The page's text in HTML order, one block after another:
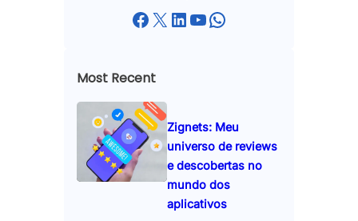
Facebook X LinkedIn YouTube WhatsApp
Most Recent
Zignets: Meu
universo de reviews
e descobertas no
mundo dos
aplicativos